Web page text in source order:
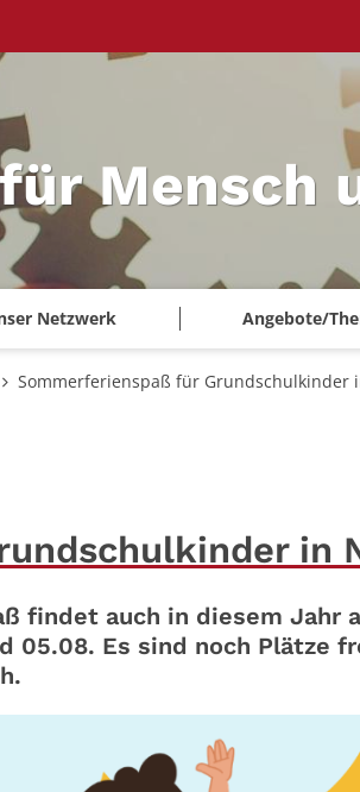
Mensch
Netzwerk Angebote/
Sommerferienspaß für Grundschulkinder
in
findet auch in diesem Jahr
05.08. Es sind noch Plätze